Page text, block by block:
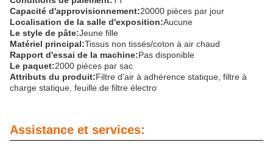
Capacité d'approvisionnement:20000 pièces par jour
Localisation de la salle d'exposition:Aucune
Le style de pâte:Jeune fille
Matériel principal:Tissus non tissés/coton à air chaud
Rapport d'essai de la machine:Pas disponible
Le paquet:2000 pièces par sac
Attributs du produit:Filtre d'air à adhérence statique, filtre à
charge statique, feuille de filtre électro
Assistance et services: